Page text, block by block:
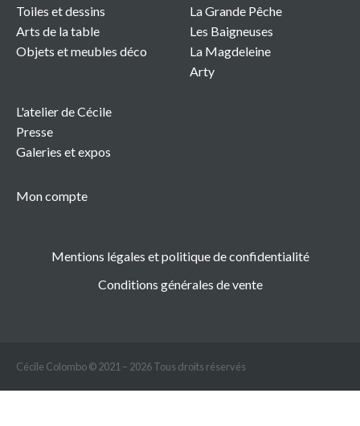
Toiles et dessins
Arts de la table
Objets et meubles déco
La Grande Pêche
Les Baigneuses
La Magdeleine
Arty
L'atelier de Cécile
Presse
Galeries et expos
Mon compte
Mentions légales et politique de confidentialité
Conditions générales de vente
Cécile Colombo © 2021 – 2026 Tous droits réservés